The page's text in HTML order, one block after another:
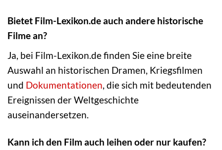
Bietet Film-Lexikon.de auch andere historische
Filme an?
Ja, bei Film-Lexikon.de finden Sie eine breite
Auswahl an historischen Dramen, Kriegsfilmen
und Dokumentationen, die sich mit bedeutenden
Ereignissen der Weltgeschichte
auseinandersetzen.
Kann ich den Film auch leihen oder nur kaufen?